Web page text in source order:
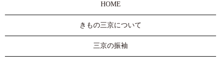
HOME
きもの三京について
三京の振袖